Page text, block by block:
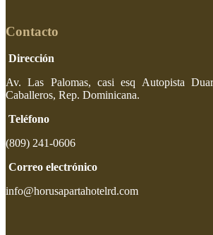
Contacto
Dirección
Av. Las Palomas, casi esq Autopista
Caballeros, Rep. Dominicana.
Teléfono
(809) 241-0606
Correo electrónico
info@horusapartahotelrd.com